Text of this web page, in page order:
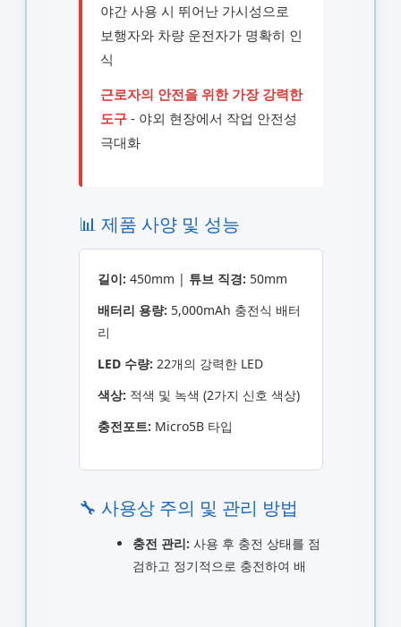
야간 사용 시 뛰어난 가시성으로
보행자와 차량 운전자가 명확히 인
식
근로자의 안전을 위한 가장 강력한
도구- 야외 현장에서 작업 안전성
극대화
📊 제품 사양 및 성능
길이: 450mm | 튜브 직경: 50mm
배터리 용량: 5,000mAh 충전식 배터
리
LED 수량: 22개의 강력한 LED
색상: 적색 및 녹색 (2가지 신호 색상)
충전포트: Micro5B 타입
🔧 사용상 주의 및 관리 방법
충전 관리: 사용 후 충전 상태를 점
검하고 정기적으로 충전하여 배